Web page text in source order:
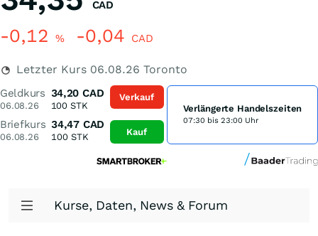
CAD
-0,12 % -0,04 CAD
Letzter Kurs 06.08.26 Toronto
Geldkurs
06.08.26
34,20 CAD
100 STK
Briefkurs
06.08.26
34,47 CAD
100STK
Verkauf
Kauf
Verlängerte Handelszeiten
07:30 bis 23:00 Uhr
Kurse, Daten, News & Forum